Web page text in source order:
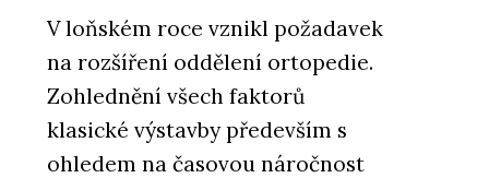
V loňském roce vznikl požadavek
na rozšíření oddělení ortopedie.
Zohlednění všech faktorů
klasické výstavby především s
ohledem na časovou náročnost